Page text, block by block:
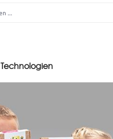
Technologien